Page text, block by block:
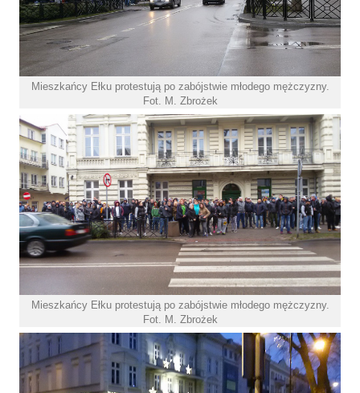
Mieszkańcy Ełku protestują po zabójstwie młodego mężczyzny.
Fot. M. Zbrożek
Mieszkańcy Ełku protestują po zabójstwie młodego mężczyzny.
Fot. M. Zbrożek